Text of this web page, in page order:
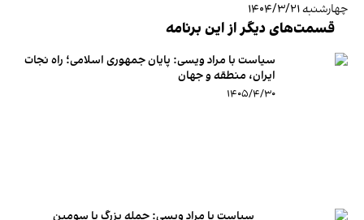
چهارشنبه ۱۴۰۴/۳/۲۱
قسمت‌های دیگر از این برنامه
سیاست با مراد ویسی: پایان جمهوری اسلامی؛ راه نجات
ایران، منطقه و جهان
۱۴۰۵/۴/۳۰
سیاست با مراد ویسی: حمله بزرگ یا سومین